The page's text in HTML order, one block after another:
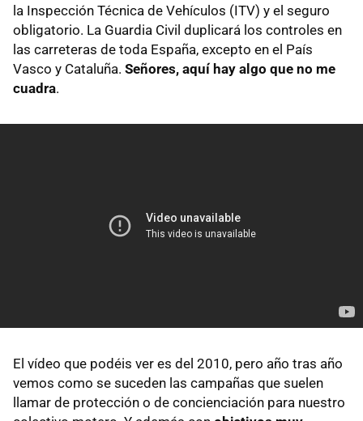
la Inspección Técnica de Vehículos (ITV) y el seguro
obligatorio. La Guardia Civil duplicará los controles en
las carreteras de toda España, excepto en el País
Vasco y Cataluña. Señores, aquí hay algo que no me
cuadra.
El vídeo que podéis ver es del 2010, pero año tras año
vemos como se suceden las campañas que suelen
llamar de protección o de concienciación para nuestro